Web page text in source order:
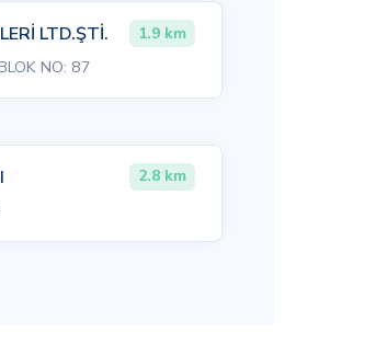
LTD.ŞTİ. 1.9 km
NO: 87
2.8 km